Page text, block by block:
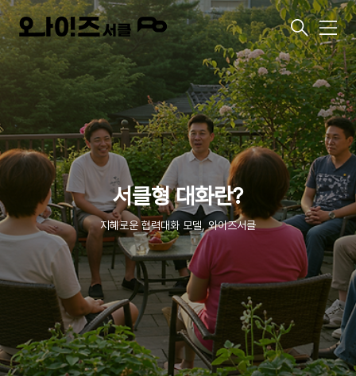
메
뉴
서클형 대화란?
지혜로운 협력대화 모델, 와이즈서클